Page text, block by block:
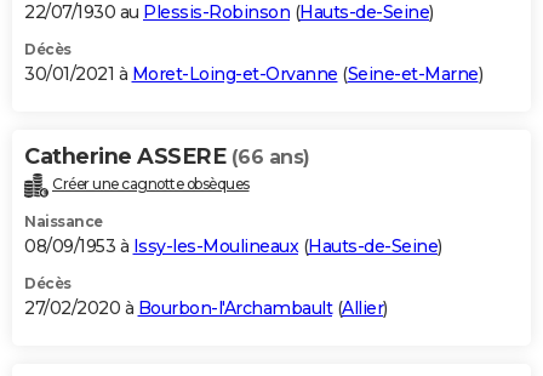
22/07/1930 au Plessis-Robinson (Hauts-de-Seine)
Décès
30/01/2021 à Moret-Loing-et-Orvanne (Seine-et-Marne)
Catherine ASSERE (66 ans)
Créer une cagnotte obsèques
Naissance
08/09/1953 à Issy-les-Moulineaux(Hauts-de-Seine)
Décès
27/02/2020 à Bourbon-l'Archambault(Allier)